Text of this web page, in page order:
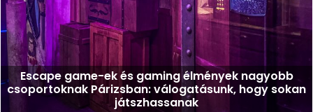
Escape game-ek és gaming élmények nagyobb
csoportoknak Párizsban: válogatásunk, hogy sokan
játszhassanak